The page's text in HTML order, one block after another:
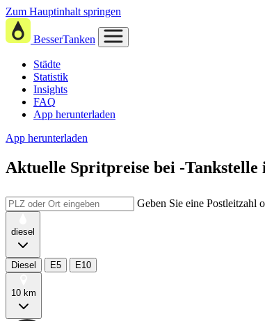
Zum Hauptinhalt springen
BesserTanken
Städte
Statistik
Insights
FAQ
App herunterladen
App herunterladen
Aktuelle Spritpreise bei -Tankstelle
Geben Sie eine Postleitzahl
diesel
Diesel E5 E10
10 km